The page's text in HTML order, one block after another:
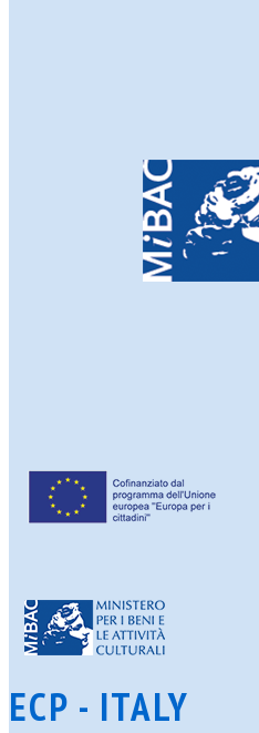
ECP - ITALY